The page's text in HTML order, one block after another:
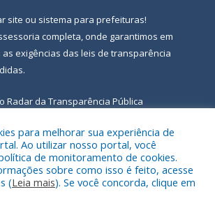
site ou sistema para prefeituras!
completa, onde garantimos em
exigências das leis de transparência
Radar da Transparência Pública
a Prefeitura Municipal de Igarapé-
Açu.
para melhorar sua experiência de
Ao utilizar nosso portal, você
de monitoramento de cookies.
sobre como isso é feito, acesse
(Leia mais). Se você concorda, clique em